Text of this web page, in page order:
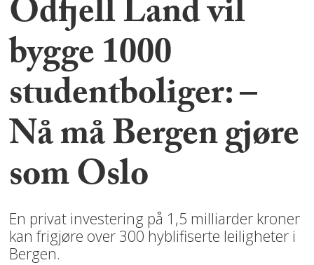
Odfjell Land vil
bygge 1000
studentboliger: –
Nå må Bergen gjøre
som Oslo
En privat investering på 1,5 milliarder kroner
kan frigjøre over 300 hyblifiserte leiligheter i
Bergen.